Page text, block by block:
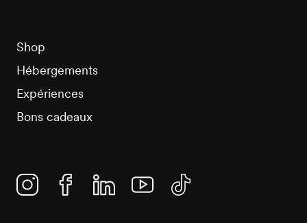
Shop
Hébergements
Expériences
Bons cadeaux